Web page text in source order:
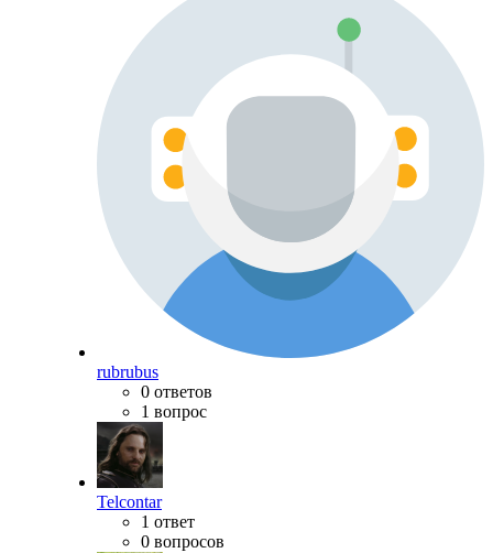
rubrubus
0 ответов
1 вопрос
Telcontar
1 ответ
0 вопросов